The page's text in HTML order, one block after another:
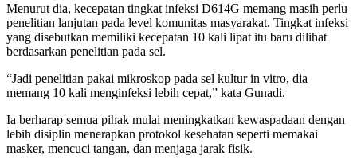
Menurut dia, kecepatan tingkat infeksi D614G memang masih perlu
penelitian lanjutan pada level komunitas masyarakat. Tingkat infeksi
yang disebutkan memiliki kecepatan 10 kali lipat itu baru dilihat
berdasarkan penelitian pada sel.
“Jadi penelitian pakai mikroskop pada sel kultur in vitro, dia
memang 10 kali menginfeksi lebih cepat,” kata Gunadi.
Ia berharap semua pihak mulai meningkatkan kewaspadaan dengan
lebih disiplin menerapkan protokol kesehatan seperti memakai
masker, mencuci tangan, dan menjaga jarak fisik.